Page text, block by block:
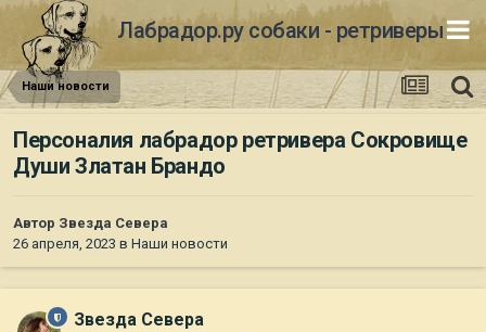
Лабрадор.ру собаки - ретриверы
Наши новости
Персоналия лабрадор ретривера Сокровище
Души Златан Брандо
Автор Звезда Севера
26 апреля, 2023 в Наши новости
Звезда Севера